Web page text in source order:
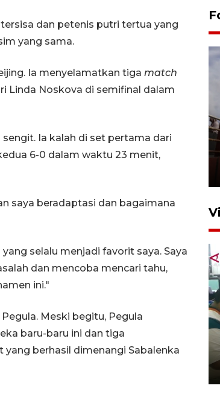
dan petenis putri tertua yang
yang sama.
Ia menyelamatkan tiga match
Linda Noskova di semifinal dalam
Ia kalah di set pertama dari
6-0 dalam waktu 23 menit,
saya beradaptasi dan bagaimana
selalu menjadi favorit saya. Saya
dan mencoba mencari tahu,
ini."
Meski begitu, Pegula
baru-baru ini dan tiga
berhasil dimenangi Sabalenka
Unjuk rasa protes penataan
Pasar Higienis
Ambon ajak semua pihak buka
ruang pada anak di lembaga
pembinaan